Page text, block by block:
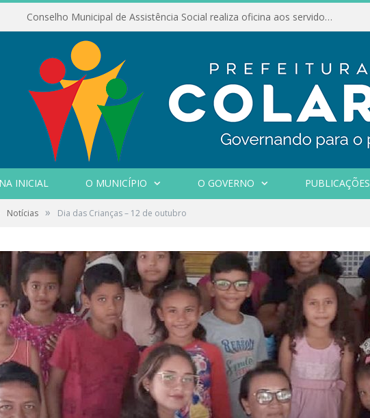
Conselho Municipal de Assistência Social realiza oficina aos servidores
INICIAL O MUNICÍPIO O GOVERNO PUBLICAÇÕES
Notícias » Dia das Crianças – 12 de outubro